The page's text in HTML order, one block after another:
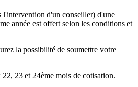
l'intervention d'un conseiller) d'une
année est offert selon les conditions et
la possibilité de soumettre votre
23 et 24ème mois de cotisation.